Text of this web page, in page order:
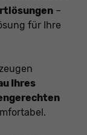
–
für Ihre
Ihres